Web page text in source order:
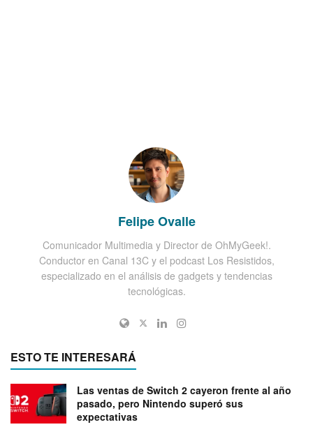
Felipe Ovalle
Comunicador Multimedia y Director de OhMyGeek!.
Conductor en Canal 13C y el podcast Los Resistidos,
especializado en el análisis de gadgets y tendencias
tecnológicas.
ESTO TE INTERESARÁ
Las ventas de Switch 2 cayeron frente al año
pasado, pero Nintendo superó sus
expectativas